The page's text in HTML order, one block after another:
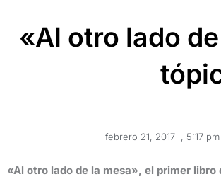
«Al otro lado
febrero 21, 2017 , 5:17 pm
«Al otro lado de la mesa», el primer